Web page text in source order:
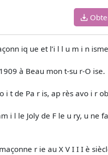
iq ue et l’i l l u m i n
à Beau mon t-su r-O ise.
t de Pa r is, ap rès avo i r
i l le Joly de F le u ry, u
r ie au X V I I I è